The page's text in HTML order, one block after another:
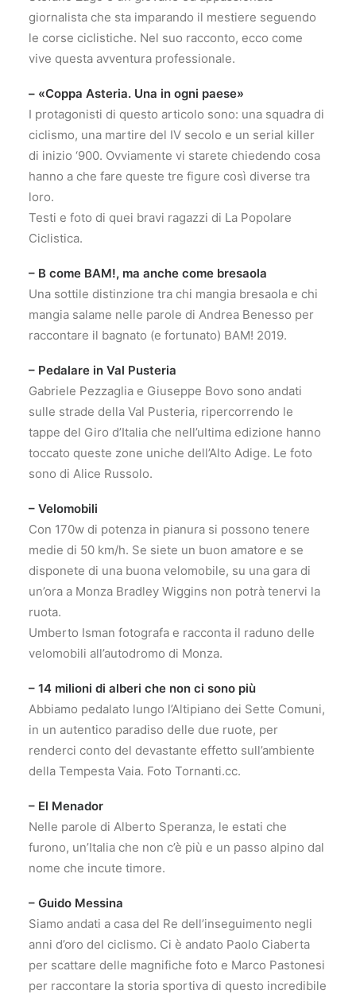
giornalista che sta imparando il mestiere seguendo
le corse ciclistiche. Nel suo racconto, ecco come
vive questa avventura professionale.
– «Coppa Asteria. Una in ogni paese»
I protagonisti di questo articolo sono: una squadra di
ciclismo, una martire del IV secolo e un serial killer
di inizio ‘900. Ovviamente vi starete chiedendo cosa
hanno a che fare queste tre figure così diverse tra
loro.
Testi e foto di quei bravi ragazzi di La Popolare
Ciclistica.
– B come BAM!, ma anche come bresaola
Una sottile distinzione tra chi mangia bresaola e chi
mangia salame nelle parole di Andrea Benesso per
raccontare il bagnato (e fortunato) BAM! 2019.
– Pedalare in Val Pusteria
Gabriele Pezzaglia e Giuseppe Bovo sono andati
sulle strade della Val Pusteria, ripercorrendo le
tappe del Giro d’Italia che nell’ultima edizione hanno
toccato queste zone uniche dell’Alto Adige. Le foto
sono di Alice Russolo.
– Velomobili
Con 170w di potenza in pianura si possono tenere
medie di 50 km/h. Se siete un buon amatore e se
disponete di una buona velomobile, su una gara di
un’ora a Monza Bradley Wiggins non potrà tenervi la
ruota.
Umberto Isman fotografa e racconta il raduno delle
velomobili all’autodromo di Monza.
– 14 milioni di alberi che non ci sono più
Abbiamo pedalato lungo l’Altipiano dei Sette Comuni,
in un autentico paradiso delle due ruote, per
renderci conto del devastante effetto sull’ambiente
della Tempesta Vaia. Foto Tornanti.cc.
– El Menador
Nelle parole di Alberto Speranza, le estati che
furono, un’Italia che non c’è più e un passo alpino dal
nome che incute timore.
– Guido Messina
Siamo andati a casa del Re dell’inseguimento negli
anni d’oro del ciclismo. Ci è andato Paolo Ciaberta
per scattare delle magnifiche foto e Marco Pastonesi
per raccontare la storia sportiva di questo incredibile